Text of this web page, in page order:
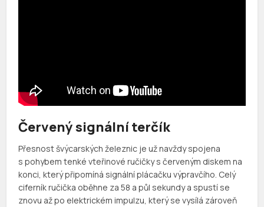
Červený signální terčík
Přesnost švýcarských železnic je už navždy spojena
s pohybem tenké vteřinové ručičky s červeným diskem na
konci, který připomíná signální plácačku výpravčího. Celý
ciferník ručička oběhne za 58 a půl sekundy a spustí se
znovu až po elektrickém impulzu, který se vysílá zároveň